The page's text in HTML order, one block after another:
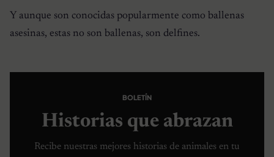
Y aunque son conocidas popularmente como ballenas
asesinas, estas no son ballenas, son delfines.
BOLETÍN
Historias que abrazan
Recibe nuestras mejores historias de animales en tu